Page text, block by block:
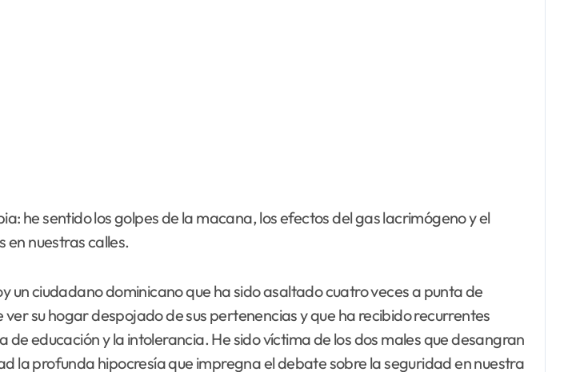
he sentido los golpes de la macana, los efectos del gas lacrimógeno y el
en nuestras calles.
un ciudadano dominicano que ha sido asaltado cuatro veces a punta de
su hogar despojado de sus pertenencias y que ha recibido recurrentes
educación y la intolerancia. He sido víctima de los dos males que desangran
la profunda hipocresía que impregna el debate sobre la seguridad en nuestra